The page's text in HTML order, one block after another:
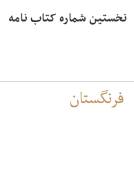
نخستین شماره کتاب نامه
فرنگستان